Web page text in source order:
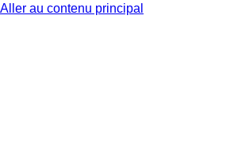
Aller au contenu principal